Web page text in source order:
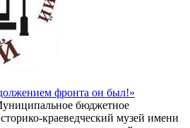
фронта он был!»
бюджетное
краеведческий музей имени